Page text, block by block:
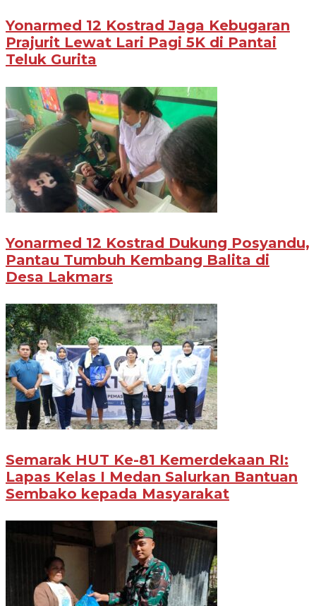
Yonarmed 12 Kostrad Jaga Kebugaran
Prajurit Lewat Lari Pagi 5K di Pantai
Teluk Gurita
Yonarmed 12 Kostrad Dukung Posyandu,
Pantau Tumbuh Kembang Balita di
Desa Lakmars
Semarak HUT Ke-81 Kemerdekaan RI:
Lapas Kelas I Medan Salurkan Bantuan
Sembako kepada Masyarakat